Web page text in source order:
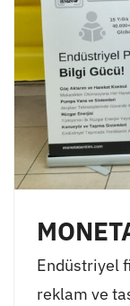
Endüstriyel
reklam ve